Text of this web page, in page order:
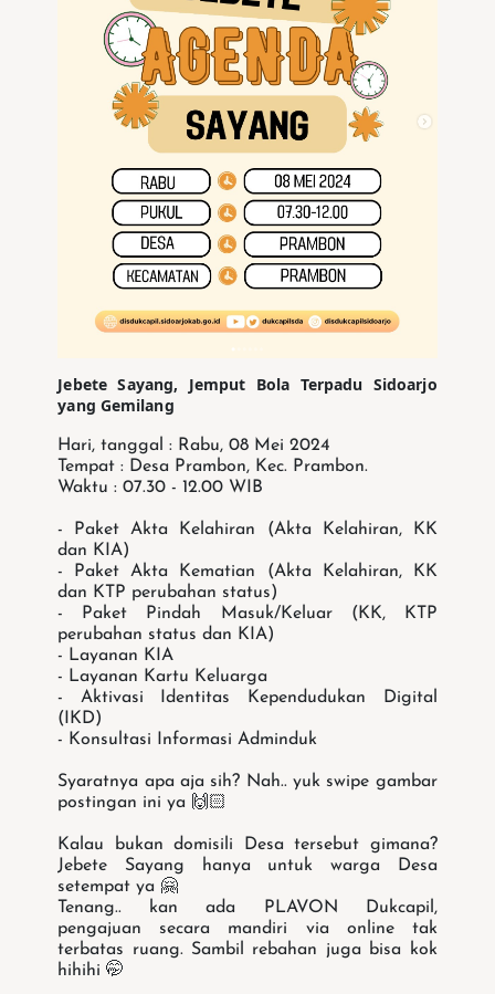
Jebete Sayang, Jemput Bola Terpadu Sidoarjo
yang Gemilang
Hari, tanggal : Rabu, 08 Mei 2024
Tempat : Desa Prambon, Kec. Prambon.
Waktu : 07.30 - 12.00 WIB
- Paket Akta Kelahiran (Akta Kelahiran, KK
dan KIA)
- Paket Akta Kematian (Akta Kelahiran, KK
dan KTP perubahan status)
- Paket Pindah Masuk/Keluar (KK, KTP
perubahan status dan KIA)
- Layanan KIA
- Layanan Kartu Keluarga
- Aktivasi Identitas Kependudukan Digital
(IKD)
- Konsultasi Informasi Adminduk
Syaratnya apa aja sih? Nah.. yuk swipe gambar
postingan ini ya 🙌🏻
Kalau bukan domisili Desa tersebut gimana?
Jebete Sayang hanya untuk warga Desa
setempat ya 🤗
Tenang.. kan ada PLAVON Dukcapil,
pengajuan secara mandiri via online tak
terbatas ruang. Sambil rebahan juga bisa kok
hihihi 🤭